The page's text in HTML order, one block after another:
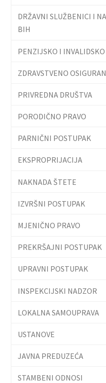
DRŽAVNI SLUŽBENICI I
BIH
PENZIJSKO I
ZDRAVSTVENO
PRIVREDNA DRUŠTVA
PORODIČNO PRAVO
PARNIČNI POSTUPAK
EKSPROPRIJACIJA
NAKNADA ŠTETE
IZVRŠNI POSTUPAK
MJENIČNO PRAVO
PREKRŠAJNI POSTUPAK
UPRAVNI POSTUPAK
INSPEKCIJSKI NADZOR
LOKALNA SAMOUPRAVA
USTANOVE
JAVNA PREDUZEĆA
STAMBENI ODNOSI